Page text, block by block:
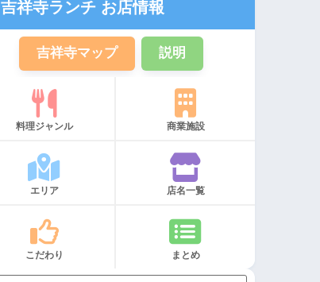
吉祥寺ランチ お店情報
吉祥寺マップ 説明
料理ジャンル 商業施設
エリア 店名一覧
こだわり まとめ